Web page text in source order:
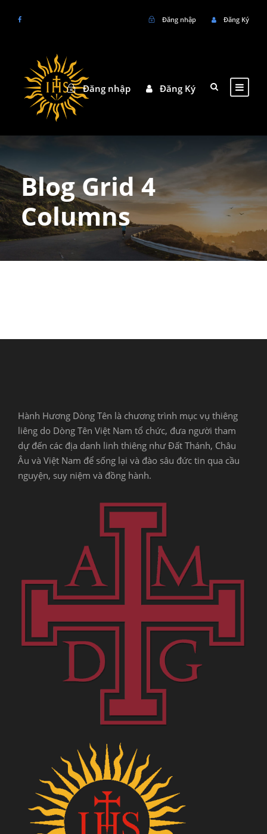
Đăng nhập Đăng Ký
Đăng nhập Đăng Ký
Blog Grid 4
Columns
Hành Hương Dòng Tên là chương trình mục vụ thiêng
liêng do Dòng Tên Việt Nam tổ chức, đưa người tham
dự đến các địa danh linh thiêng như Đất Thánh, Châu
Âu và Việt Nam để sống lại và đào sâu đức tin qua cầu
nguyện, suy niệm và đồng hành.